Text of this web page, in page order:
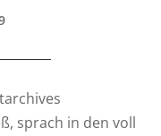
sprach in den voll